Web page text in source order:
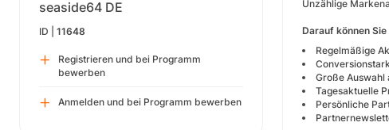
seaside64 DE
ID | 11648
Registrieren und bei Programm
bewerben
Anmelden und bei Programm bewerben
Unzählige
Darauf können
Regelmäßige
Große Auswahl
Tagesaktuelle
Persönliche